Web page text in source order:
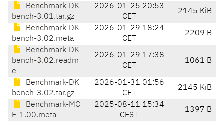
Benchmark-DK
bench-3.01.tar.gz
2026-01-25 20:53
CET
2145 KiB
Benchmark-DK
bench-3.02.meta
2026-01-29 18:24
CET
2209 B
Benchmark-DK
bench-3.02.readm
e
2026-01-29 17:38
CET
1061 B
Benchmark-DK
bench-3.02.tar.gz
2026-01-31 01:56
CET
2145 KiB
Benchmark-MC
E-1.00.meta
2025-08-11 15:34
CEST
1397 B